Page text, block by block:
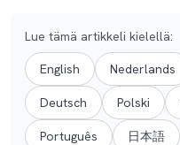
Lue tämä artikkeli kielellä:
English Nederlands
Deutsch Polski
Português 日本語